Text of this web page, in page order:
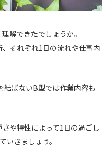
解できたでしょうか。
それぞれ1日の流れや仕事内
結ばないB型では作業内容も
や特性によって1日の過ごし
いきましょう。